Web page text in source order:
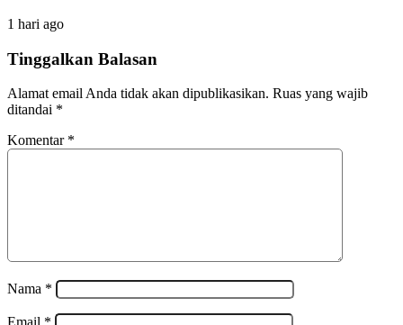
1 hari ago
Tinggalkan Balasan
Alamat email Anda tidak akan dipublikasikan. Ruas yang wajib
ditandai *
Komentar *
Nama *